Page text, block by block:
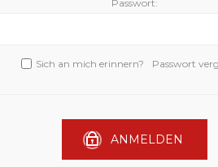
Passwort:
Sich an mich erinnern? Passwort
ANMELDEN